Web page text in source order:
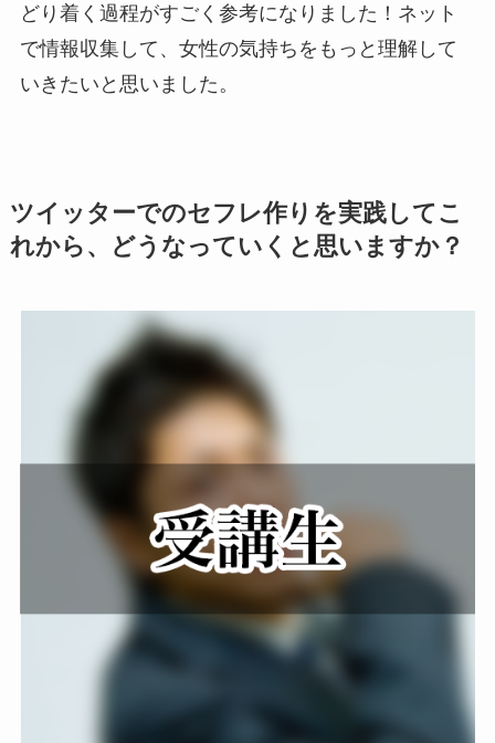
どり着く過程がすごく参考になりました！ネット
で情報収集して、女性の気持ちをもっと理解して
いきたいと思いました。
ツイッターでのセフレ作りを実践してこ
れから、どうなっていくと思いますか？